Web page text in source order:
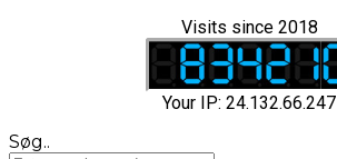
Visits since 2018
Your IP: 24.132.66.247
Søg..